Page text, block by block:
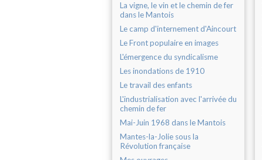
La vigne, le vin et le chemin de fer
dans le Mantois
Le camp d'internement d'Aincourt
Le Front populaire en images
L'émergence du syndicalisme
Les inondations de 1910
Le travail des enfants
L'industrialisation avec l'arrivée du
chemin de fer
Mai-Juin 1968 dans le Mantois
Mantes-la-Jolie sous la
Révolution française